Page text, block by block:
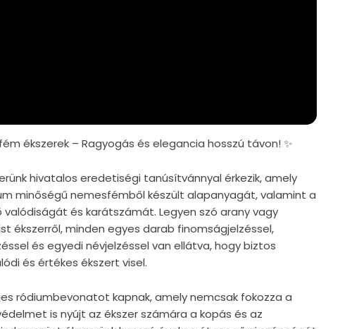
ékszerek – Ragyogás és elegancia hosszú távon! ✨
hivatalos eredetiségi tanúsítvánnyal érkezik, amely
minőségű nemesfémből készült alapanyagát, valamint a
és karátszámát. Legyen szó arany vagy
ékszerről, minden egyes darab finomságjelzéssel,
és egyedi névjelzéssel van ellátva, hogy biztos
és értékes ékszert visel.
ródiumbevonatot kapnak, amely nemcsak fokozza a
is nyújt az ékszer számára a kopás és az